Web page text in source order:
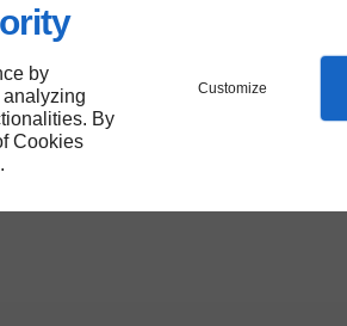
by
By
Cookies
.
Customize